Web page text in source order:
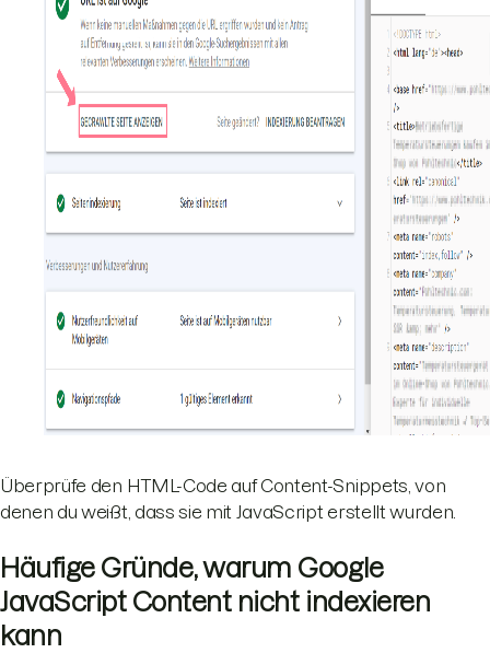
Überprüfe den HTML-Code auf Content-Snippets, von
denen du weißt, dass sie mit JavaScript erstellt wurden.
Häufige Gründe, warum Google
JavaScript Content nicht indexieren
kann